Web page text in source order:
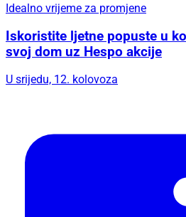
Idealno vrijeme za promjene
Iskoristite ljetne popuste u
svoj dom uz Hespo akcije
U srijedu, 12. kolovoza